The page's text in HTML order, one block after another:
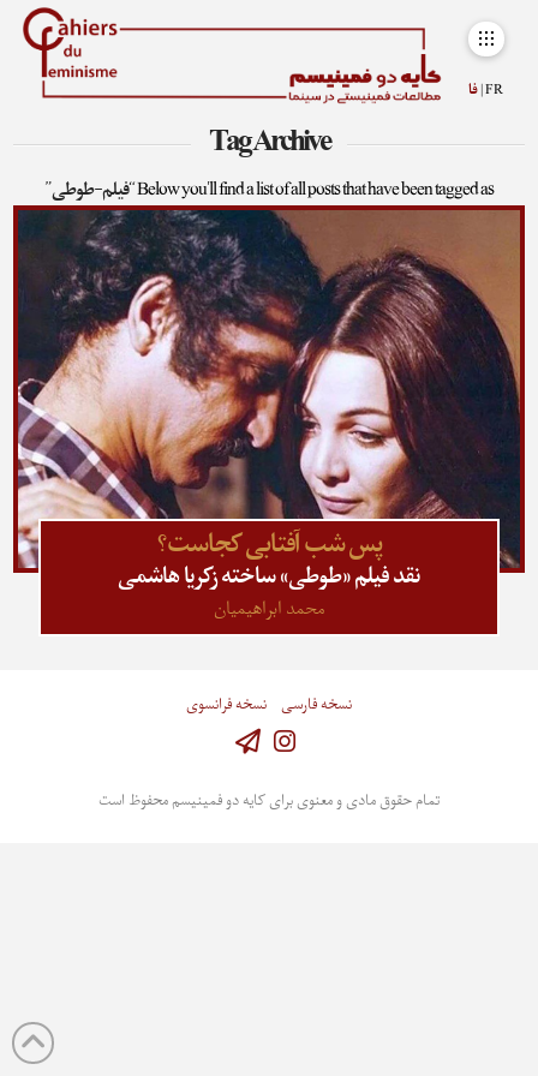
FR | فا
Tag Archive
Below you'll find a list of all posts that have been tagged as“فیلم-طوطی”
پس شب آفتابی کجاست؟
نقد فیلم «طوطی» ساخته زکریا هاشمی
محمد ابراهیمیان
نسخه فارسی نسخه فرانسوی
تمام حقوق مادی و معنوی برای کایه دو فمینیسم محفوظ است